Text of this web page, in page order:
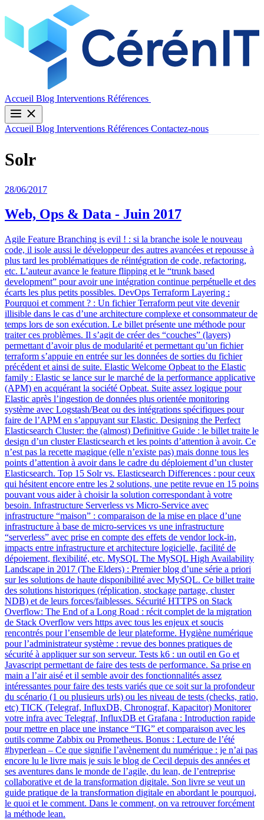
Accueil Blog Interventions Références
Accueil Blog Interventions Références Contactez-nous
Solr
28/06/2017
Web, Ops & Data - Juin 2017
Agile Feature Branching is evil ! : si la branche isole le nouveau
code, il isole aussi le développeur des autres avancées et repousse à
plus tard les problématiques de réintégration de code, refactoring,
etc. L’auteur avance le feature flipping et le “trunk based
development” pour avoir une intégration continue perpétuelle et des
écarts les plus petits possibles. DevOps Terraform Layering :
Pourquoi et comment ? : Un fichier Terraform peut vite devenir
illisible dans le cas d’une architecture complexe et consommateur de
temps lors de son exécution. Le billet présente une méthode pour
traiter ces problèmes. Il s’agit de créer des “couches” (layers)
permettant d’avoir plus de modularité et permettant qu’un fichier
terraform s’appuie en entrée sur les données de sorties du fichier
précédent et ainsi de suite. Elastic Welcome Opbeat to the Elastic
family : Elastic se lance sur le marché de la performance applicative
(APM) en acquérant la société Opbeat. Suite assez logique pour
Elastic après l’ingestion de données plus orientée monitoring
système avec Logstash/Beat ou des intégrations spécifiques pour
faire de l’APM en s’appuyant sur Elastic. Designing the Perfect
Elasticsearch Cluster: the (almost) Definitive Guide : le billet traite le
design d’un cluster Elasticsearch et les points d’attention à avoir. Ce
n’est pas la recette magique (elle n’existe pas) mais donne tous les
points d’attention à avoir dans le cadre du déploiement d’un cluster
Elasticsearch. Top 15 Solr vs. Elasticsearch Differences : pour ceux
qui hésitent encore entre les 2 solutions, une petite revue en 15 poins
pouvant vous aider à choisir la solution correspondant à votre
besoin. Infrastructure Serverless vs Micro-Service avec
infrastructure “maison” : comparaison de la mise en place d’une
infrastructure à base de micro-services vs une infrastructure
“serverless” avec prise en compte des effets de vendor lock-in,
impacts entre infrastructure et architecture logicielle, facilité de
dépoiement, flexibilité, etc. MySQL The MySQL High Availability
Landscape in 2017 (The Elders) : Premier blog d’une série a priori
sur les solutions de haute disponibilité avec MySQL. Ce billet traite
des solutions historiques (réplication, stockage partage, cluster
NDB) et de leurs forces/faiblesses. Sécurité HTTPS on Stack
Overflow: The End of a Long Road : récit complet de la migration
de Stack Overflow vers https avec tous les enjeux et soucis
rencontrés pour l’ensemble de leur plateforme. Hygiène numérique
pour l’administrateur système : revue des bonnes pratiques de
sécurité à appliquer sur son serveur. Tests k6 : un outil en Go et
Javascript permettant de faire des tests de performance. Sa prise en
main a l’air aisé et il semble avoir des fonctionnalités assez
intéressantes pour faire des tests variés que ce soit sur la profondeur
du scénario (1 ou plusieurs urls) ou les niveau de tests (checks, ratio,
etc) TICK (Telegraf, InfluxDB, Chronograf, Kapacitor) Monitorer
votre infra avec Telegraf, InfluxDB et Grafana : Introduction rapide
pour mettre en place une instance “TIG” et comparaison avec les
outils comme Zabbix ou Prometheus. Bonus : Lecture de l’été
#hyperlean – Ce que signifie l’avènement du numérique : je n’ai pas
encore lu le livre mais je suis le blog de Cecil depuis des années et
ses aventures dans le monde de l’agile, du lean, de l’entreprise
collaborative et de la transformation digitale. Son livre se veut un
guide pratique de la transformation digitale en abordant le pourquoi,
le quoi et le comment. Dans le comment, on va retrouver forcément
la méthode lean.